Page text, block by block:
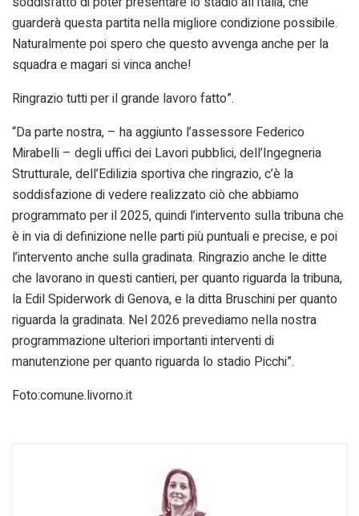
guarderà questa partita nella migliore condizione possibile.
Naturalmente poi spero che questo avvenga anche per la
squadra e magari si vinca anche!
Ringrazio tutti per il grande lavoro fatto”.
“Da parte nostra, – ha aggiunto l’assessore Federico
Mirabelli – degli uffici dei Lavori pubblici, dell’Ingegneria
Strutturale, dell’Edilizia sportiva che ringrazio, c’è la
soddisfazione di vedere realizzato ciò che abbiamo
programmato per il 2025, quindi l’intervento sulla tribuna che
è in via di definizione nelle parti più puntuali e precise, e poi
l’intervento anche sulla gradinata. Ringrazio anche le ditte
che lavorano in questi cantieri, per quanto riguarda la tribuna,
la Edil Spiderwork di Genova, e la ditta Bruschini per quanto
riguarda la gradinata. Nel 2026 prevediamo nella nostra
programmazione ulteriori importanti interventi di
manutenzione per quanto riguarda lo stadio Picchi”.
Foto:comune.livorno.it